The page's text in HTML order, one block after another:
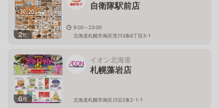
2枚
自衛隊駅前店
9:00～23:00
北海道札幌市南区澄川3条6丁目3-1
6枚
イオン北海道
札幌藻岩店
北海道札幌市南区川沿2条2-1-1